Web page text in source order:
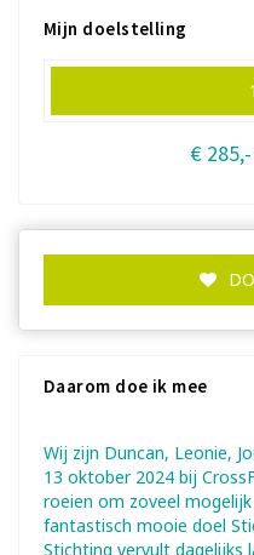
Mijn doelstelling
€
Daarom doe ik mee
Wij zijn Duncan, Leonie,
13 oktober 2024 bij
roeien om zoveel
fantastisch mooie doel
Stichting vervult dagelijks